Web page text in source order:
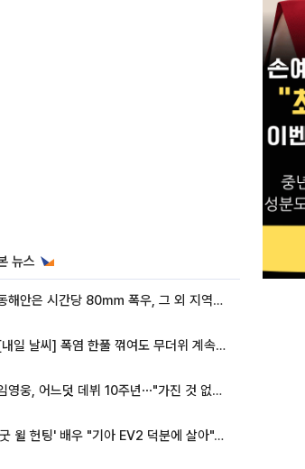
뉴스
동해안은 시간당 80㎜ 폭우, 그 외 지역은 폭염…‘극과 극 날씨’
[내일 날씨] 폭염 한풀 꺾여도 무더위 계속⋯동해안 이틀 연속 비
임영웅, 어느덧 데뷔 10주년⋯"가진 것 없던 시절, 내 앞엔 20명의 팬뿐"
'굿 윌 헌팅' 배우 "기아 EV2 덕분에 살아"…교통사고 후 안전성 극찬